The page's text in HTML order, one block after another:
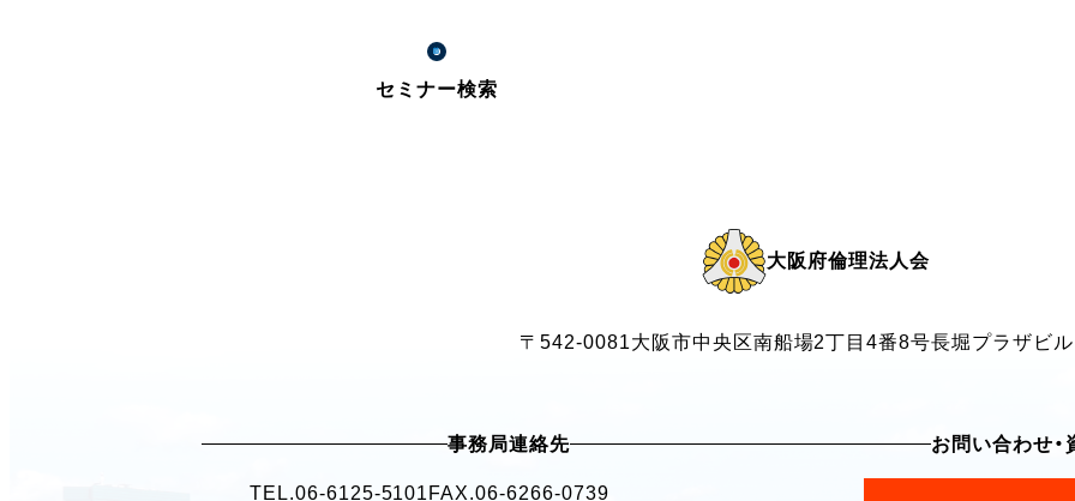
セミナー検索
大阪府倫理法人会
〒542-0081大阪市中央区南船場2丁目4番8号長堀プラザビ
事務局連絡先
TEL.06-6125-5101 FAX.06-6266-0739
お問い合わせ・